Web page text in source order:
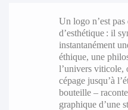
Un logo n’est pas
d’esthétique : il
instantanément
éthique, une
l’univers viticole,
cépage jusqu’à
bouteille –
graphique d’une